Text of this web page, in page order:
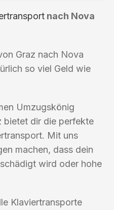
nach Nova
Graz nach Nova
so viel Geld wie
Umzugskönig
bietet dir die perfekte
Mit uns
machen, dass dein
wird oder hohe
Klaviertransporte